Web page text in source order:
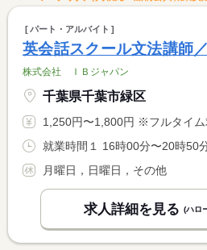
パート・アルバイト
英会話スクール文法講師
株式会社 ＩＢジャパン
千葉県千葉市緑区
1,250円〜1,800円 ※フルタイム求人の場合は月額（換算額）、
月曜日，日曜日，その他
求人詳細を見る (ハロ